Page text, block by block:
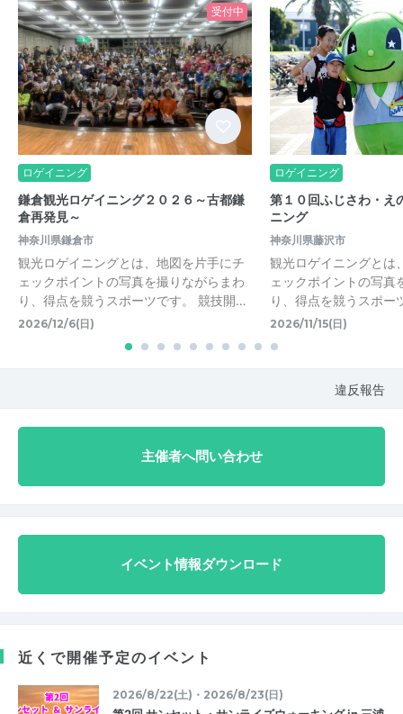
受付中
ロゲイニング
鎌倉観光ロゲイニング２０２６～古都鎌
倉再発見～
神奈川県鎌倉市
観光ロゲイニングとは、地図を片手にチ
ェックポイントの写真を撮りながらまわ
り、得点を競うスポーツです。 競技開…
2026/12/6(日)
ロゲイニング
第１０回ふじさわ・え
ニング
神奈川県藤沢市
観光ロゲイニングとは
ェックポイントの写真
り、得点を競うスポ
2026/11/15(日)
違反報告
主催者へ問い合わせ
イベント情報ダウンロード
近くで開催予定のイベント
2026/8/22(土)・2026/8/23(日)